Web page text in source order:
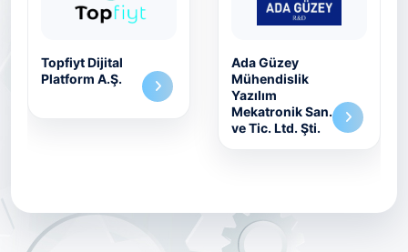
Topfiyt Dijital
Platform A.Ş.
Ada Güzey
Mühendislik
Yazılım
Mekatronik San.
ve Tic. Ltd. Şti.